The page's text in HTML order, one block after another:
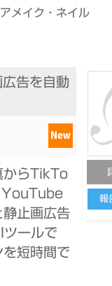
メイク・ネイル
告を自動
からTikTo
静止画広告
ツールで
短時間で
報